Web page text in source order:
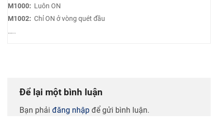
M1000: Luôn ON
M1002: Chỉ ON ở vòng quét đầu
…..
Để lại một bình luận
Bạn phải đăng nhập để gửi bình luận.